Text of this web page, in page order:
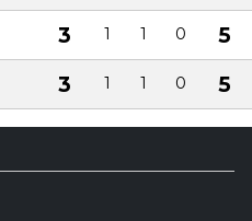
3 1 1 0
5
3 1 1 0 5